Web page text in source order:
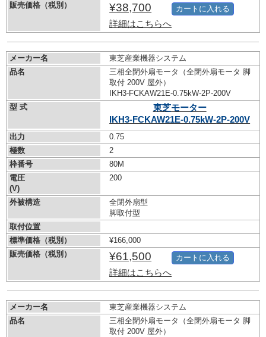
販売価格（税別）
¥38,700
詳細はこちらへ
カートに入れる
メーカー名
東芝産業機器システム
品名
三相全閉外扇モータ（全閉外扇モータ 脚
取付 200V 屋外）
IKH3-FCKAW21E-0.75kW-2P-200V
型 式
東芝モーター
IKH3-FCKAW21E-0.75kW-2P-200V
出力
0.75
極数
2
枠番号
80M
電圧
(V)
200
外被構造
全閉外扇型
脚取付型
取付位置
標準価格（税別）
¥166,000
販売価格（税別）
¥61,500
詳細はこちらへ
カートに入れる
メーカー名
東芝産業機器システム
品名
三相全閉外扇モータ（全閉外扇モータ 脚
取付 200V 屋外）